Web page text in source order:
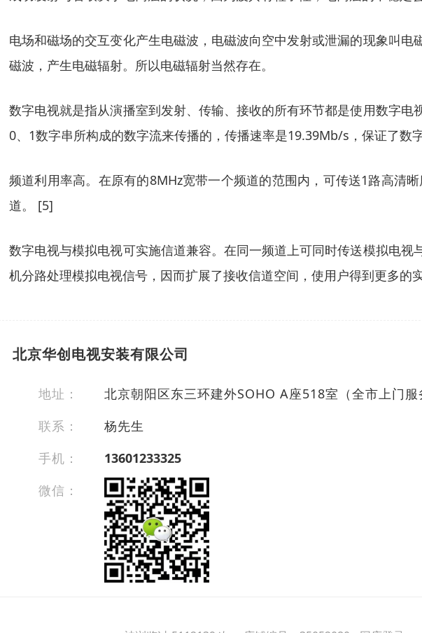
电场和磁场的交互变化产生电磁波，电磁波向空中发射或泄漏的现象叫
磁波，产生电磁辐射。所以电磁辐射当然存在。
数字电视就是指从演播室到发射、传输、接收的所有环节都是使用数字
0、1数字串所构成的数字流来传播的，传播速率是19.39Mb/s，保证了数
频道利用率高。在原有的8MHz宽带一个频道的范围内，可传送1路高清
道。 [5]
数字电视与模拟电视可实施信道兼容。在同一频道上可同时传送模拟电
机分路处理模拟电视信号，因而扩展了接收信道空间，使用户得到更多的实
北京华创电视安装有限公司
地址：
北京朝阳区东三环建外SOHO A座518室（全市上门服
联系：
杨先生
手机：
13601233325
微信：